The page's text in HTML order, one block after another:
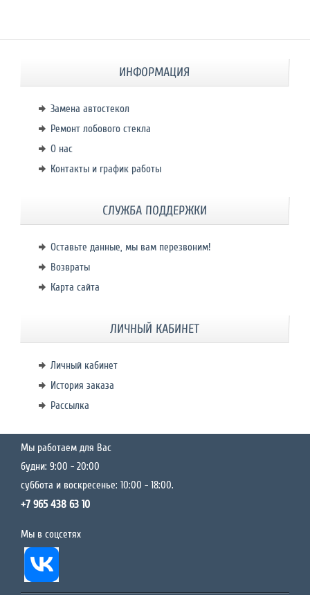
ИНФОРМАЦИЯ
Замена автостекол
Ремонт лобового стекла
О нас
Контакты и график работы
СЛУЖБА ПОДДЕРЖКИ
Оставьте данные, мы вам перезвоним!
Возвраты
Карта сайта
ЛИЧНЫЙ КАБИНЕТ
Личный кабинет
История заказа
Рассылка
Мы работаем для Вас
будни: 9:00 - 20:00
суббота и воскресенье: 10:00 - 18:00.
+7 965 438 63 10
Мы в соцсетях